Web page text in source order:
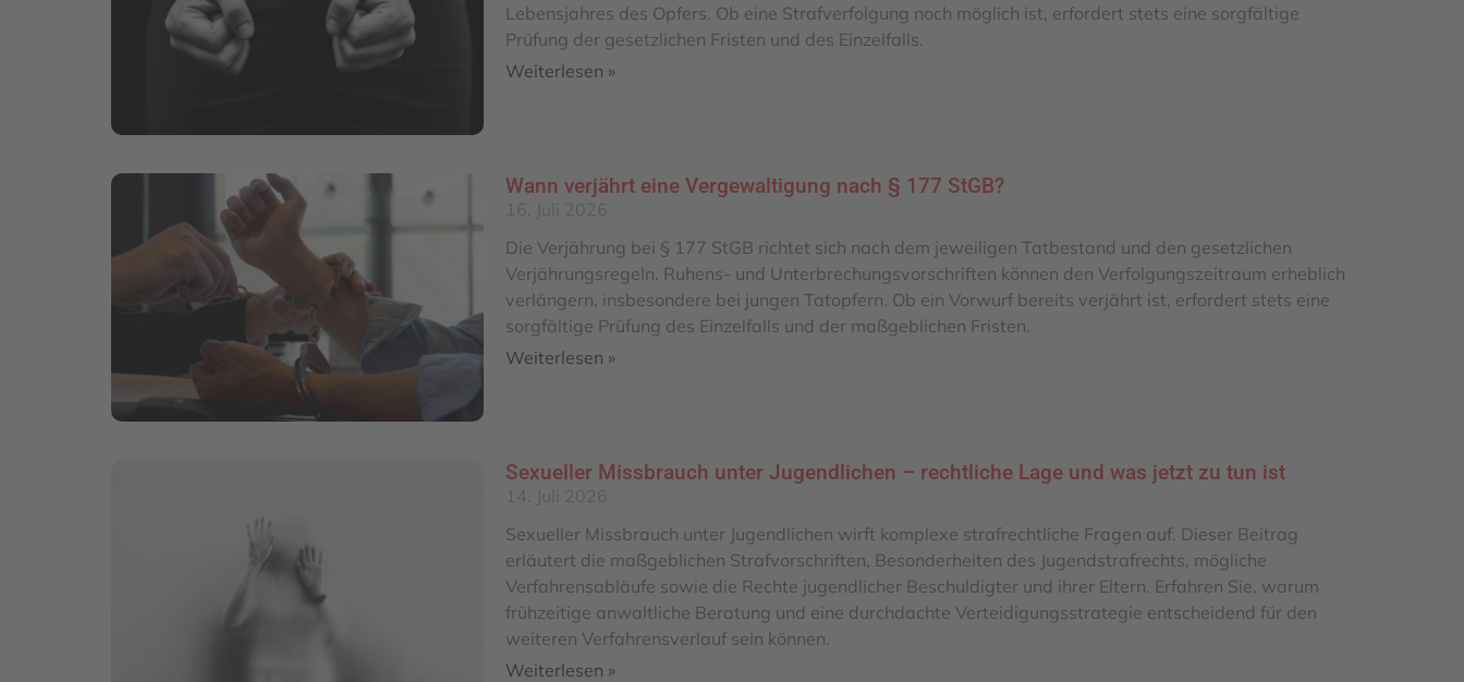
Lebensjahres des Opfers. Ob eine Strafverfolgung noch möglich ist, erfordert stets eine sorgfältige
Prüfung der gesetzlichen Fristen und des Einzelfalls.
Weiterlesen »
Wann verjährt eine Vergewaltigung nach § 177 StGB?
Die Verjährung bei § 177 StGB richtet sich nach dem jeweiligen Tatbestand und den gesetzlichen
Verjährungsregeln. Ruhens- und Unterbrechungsvorschriften können den Verfolgungszeitraum erheblich
verlängern, insbesondere bei jungen Tatopfern. Ob ein Vorwurf bereits verjährt ist, erfordert stets eine
sorgfältige Prüfung des Einzelfalls und der maßgeblichen Fristen.
Weiterlesen »
Sexueller Missbrauch unter Jugendlichen – rechtliche Lage und was jetzt zu tun ist
Sexueller Missbrauch unter Jugendlichen wirft komplexe strafrechtliche Fragen auf. Dieser Beitrag
erläutert die maßgeblichen Strafvorschriften, Besonderheiten des Jugendstrafrechts, mögliche
Verfahrensabläufe sowie die Rechte jugendlicher Beschuldigter und ihrer Eltern. Erfahren Sie, warum
frühzeitige anwaltliche Beratung und eine durchdachte Verteidigungsstrategie entscheidend für den
weiteren Verfahrensverlauf sein können.
Weiterlesen »